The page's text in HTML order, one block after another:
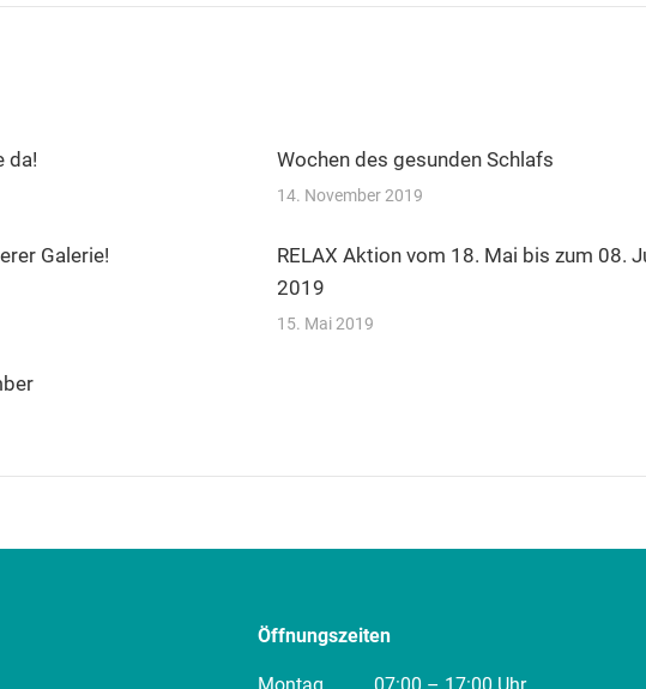
da! Wochen des gesunden Schlafs
14. November 2019
Galerie!
RELAX Aktion vom 18. Mai bis zum 08.
2019
15. Mai 2019
Öffnungszeiten
Montag 07:00 – 17:00 Uhr